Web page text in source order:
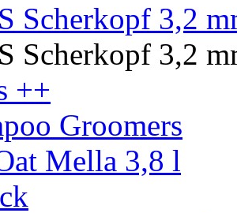
Scherkopf 3,2
Scherkopf 3,2
++